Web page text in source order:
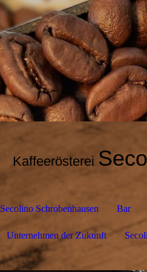
Kaffeerösterei
Secolino Schrobenhausen Bar
Unternehmen der Zukunft